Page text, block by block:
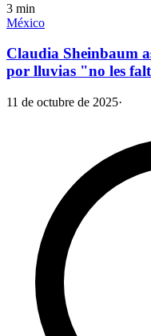
3 min
México
Claudia Sheinbaum
por lluvias "no les
11 de octubre de 2025·